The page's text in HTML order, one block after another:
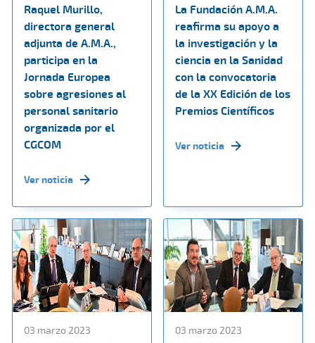
Raquel Murillo,
directora general
adjunta de A.M.A.,
participa en la
Jornada Europea
sobre agresiones al
personal sanitario
organizada por el
CGCOM
Ver noticia
La Fundación A.M.A.
reafirma su apoyo a
la investigación y la
ciencia en la Sanidad
con la convocatoria
de la XX Edición de los
Premios Científicos
Ver noticia
03 marzo 2023 03 marzo 2023